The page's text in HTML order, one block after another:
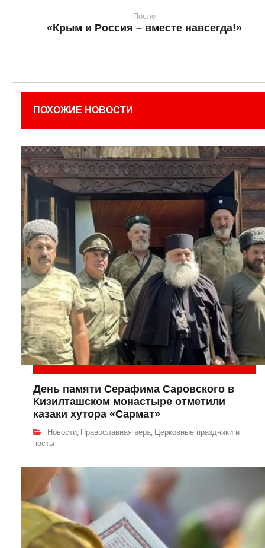
После
«Крым и Россия – вместе навсегда!»
ПОХОЖИЕ НОВОСТИ
День памяти Серафима Саровского в
Кизилташском монастыре отметили
казаки хутора «Сармат»
Новости, Православная вера, Церковные праздники и
посты